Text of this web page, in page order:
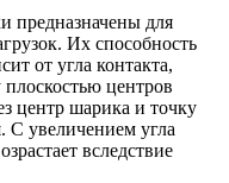
предназначены для
Их способность
от угла контакта,
центров
центр шарика и точку
С увеличением угла
вследствие